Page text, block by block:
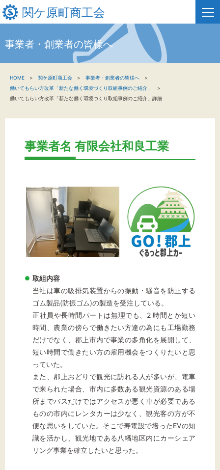
関ケ原町商工会
新着情報
関ケ原町商工会について
文字サイズ
標準 拡大
背景色
事業者・創業者の皆様へ
HOME 関ケ原町商工会
事業者・創業者の皆様へ
働いてもらい方改革「新たな働く環境づくり取組事例のご紹介」
働いてもらい方改革「新たな働く環境づくり取組事例のご紹介」詳細
事業者名 有限会社和良工業
取組内容
当社は車の吸排気装置からの振動・騒音を防止する
ゴム製品(防振ゴム)の製造を受注している。
正社員や長時間パートは無理でも、2 時間とか短い
時間、農業の傍らで働きたい方達の為にも工場勤務
だけでなく、郡上市内で事業の多角化を展開して、
短い時間で働きたい方の雇用機会をつくりたいと思
っていた。
また、郡上おどりで観光に訪れる人が多いが、電車
で来られた場合、市内に多数ある観光資源のある場
所までバスだけではアクセスが悪く車が必要である
ものの市内にレンタカーは少なく、観光客の方が不
便な思いをしていた。そこで寿電設で培ったEVの知
識を活かし、観光地である八幡地区内にカーシェア
リング事業を確立したいと思った。